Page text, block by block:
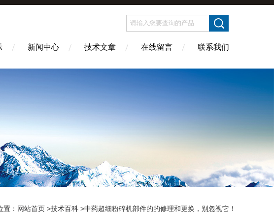
新闻中心 技术文章 在线留言 联系我们
置： 网站首页 >技术百科 >中药超细粉碎机部件的的修理和更换，别忽视它！